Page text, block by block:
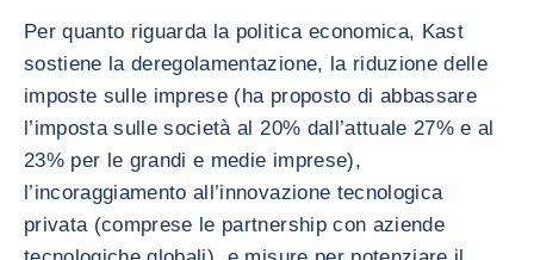
Per quanto riguarda la politica economica, Kast
sostiene la deregolamentazione, la riduzione delle
imposte sulle imprese (ha proposto di abbassare
l’imposta sulle società al 20% dall’attuale 27% e al
23% per le grandi e medie imprese),
l’incoraggiamento all’innovazione tecnologica
privata (comprese le partnership con aziende